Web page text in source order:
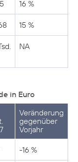
16 %
15 %
NA
in Euro
Veränderung
gegenüber
Vorjahr
-16 %